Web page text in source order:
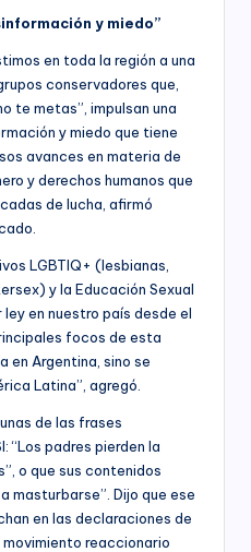
y miedo”
en toda la región a una
conservadores que,
te metas”, impulsan una
y miedo que tiene
avances en materia de
y derechos humanos que
de lucha, afirmó
LGBTIQ+ (lesbianas,
y la Educación Sexual
en nuestro país desde el
focos de esta
en Argentina, sino se
Latina”, agregó.
de las frases
“Los padres pierden la
o que sus contenidos
masturbarse”. Dijo que ese
en las declaraciones de
reaccionario